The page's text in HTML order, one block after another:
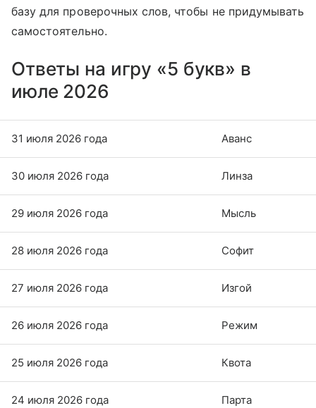
базу для проверочных слов, чтобы не придумывать
самостоятельно.
Ответы на игру «5 букв» в
июле 2026
31 июля 2026 года Аванс
30 июля 2026 года Линза
29 июля 2026 года Мысль
28 июля 2026 года Софит
27 июля 2026 года Изгой
26 июля 2026 года Режим
25 июля 2026 года Квота
24 июля 2026 года Парта